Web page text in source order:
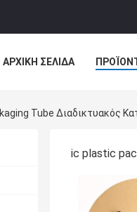
ΑΡΧΙΚΉ ΣΕΛΊΔΑ
Tube Διαδικτυακός
ic plastic